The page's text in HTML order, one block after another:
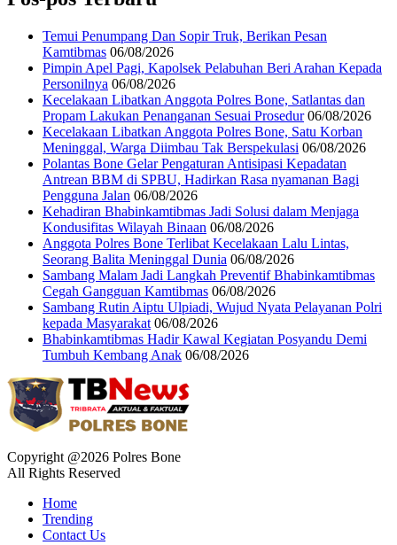
Temui Penumpang Dan Sopir Truk, Berikan Pesan
Kamtibmas 06/08/2026
Pimpin Apel Pagi, Kapolsek Pelabuhan Beri Arahan Kepada
Personilnya 06/08/2026
Kecelakaan Libatkan Anggota Polres Bone, Satlantas dan
Propam Lakukan Penanganan Sesuai Prosedur 06/08/2026
Kecelakaan Libatkan Anggota Polres Bone, Satu Korban
Meninggal, Warga Diimbau Tak Berspekulasi 06/08/2026
Polantas Bone Gelar Pengaturan Antisipasi Kepadatan
Antrean BBM di SPBU, Hadirkan Rasa nyamanan Bagi
Pengguna Jalan 06/08/2026
Kehadiran Bhabinkamtibmas Jadi Solusi dalam Menjaga
Kondusifitas Wilayah Binaan 06/08/2026
Anggota Polres Bone Terlibat Kecelakaan Lalu Lintas,
Seorang Balita Meninggal Dunia 06/08/2026
Sambang Malam Jadi Langkah Preventif Bhabinkamtibmas
Cegah Gangguan Kamtibmas 06/08/2026
Sambang Rutin Aiptu Ulpiadi, Wujud Nyata Pelayanan Polri
kepada Masyarakat 06/08/2026
Bhabinkamtibmas Hadir Kawal Kegiatan Posyandu Demi
Tumbuh Kembang Anak 06/08/2026
Copyright @2026 Polres Bone
All Rights Reserved
Home
Trending
Contact Us